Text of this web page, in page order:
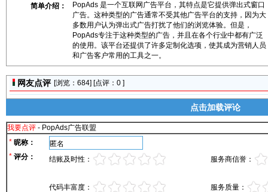
简单介绍：
PopAds 是一个互联网广告平台，其特点是它提供弹出式窗口
广告。这种类型的广告通常不受其他广告平台的支持，因为大
多数用户认为弹出式广告打扰了他们的浏览体验。但是，
PopAds专注于这种类型的广告，并且在各个行业中都有广泛
的使用。该平台还提供了许多定制化选项，使其成为营销人员
和广告客户常用的工具之一。
网友点评 [浏览： 684] [点评：0 ]
点击加载评论
我要点评 - PopAds广告联盟
* 昵称：
* 评分： 结账及时性： 服务商信誉：
代码丰富度： 服务质量：